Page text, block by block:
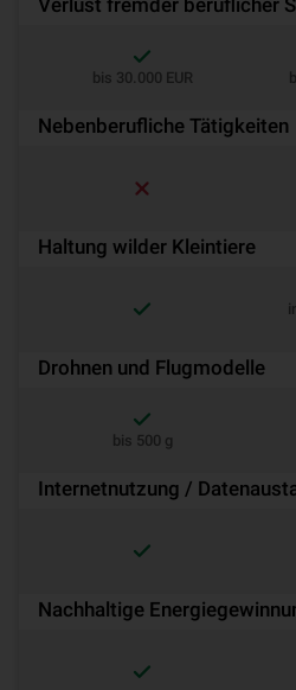
Verlust fremder beruflicher
bis 30.000 EUR
Nebenberufliche Tätigkeiten
Haltung wilder Kleintiere
Drohnen und Flugmodelle
bis 500 g
Internetnutzung /
Nachhaltige